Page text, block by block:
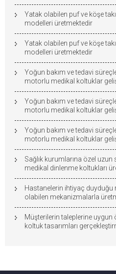
Yatak olabilen puf ve köşe
modelleri üretmektedir
Yatak olabilen puf ve köşe
modelleri üretmektedir
Yoğun bakım ve tedavi
motorlu medikal koltuklar
Yoğun bakım ve tedavi
motorlu medikal koltuklar
Yoğun bakım ve tedavi
motorlu medikal koltuklar
Sağlık kurumlarına özel uzun
medikal dinlenme koltukları
Hastanelerin ihtiyaç duyduğu
olabilen mekanizmalarla
Müşterilerin taleplerine uygun
koltuk tasarımları